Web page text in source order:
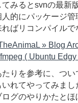
てみるとsvnの最新
人的にパッケージ
ればリコンパイル
» Blog
( Ubuntu Edgy
たりを参考に、つ
いれてやってみまし
ログのやりかたと